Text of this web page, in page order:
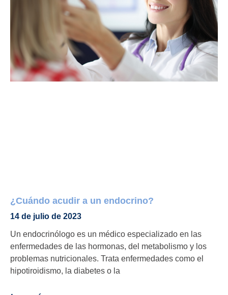
¿Cuándo acudir a un endocrino?
14 de julio de 2023
Un endocrinólogo es un médico especializado en las
enfermedades de las hormonas, del metabolismo y los
problemas nutricionales. Trata enfermedades como el
hipotiroidismo, la diabetes o la